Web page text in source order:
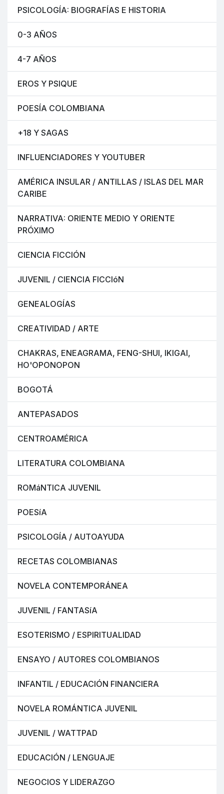
PSICOLOGÍA: BIOGRAFÍAS E HISTORIA
0-3 AÑOS
4-7 AÑOS
EROS Y PSIQUE
POESÍA COLOMBIANA
+18 Y SAGAS
INFLUENCIADORES Y YOUTUBER
AMÉRICA INSULAR / ANTILLAS / ISLAS DEL MAR
CARIBE
NARRATIVA: ORIENTE MEDIO Y ORIENTE
PRÓXIMO
CIENCIA FICCIÓN
JUVENIL / CIENCIA FICCIóN
GENEALOGÍAS
CREATIVIDAD / ARTE
CHAKRAS, ENEAGRAMA, FENG-SHUI, IKIGAI,
HO'OPONOPON
BOGOTÁ
ANTEPASADOS
CENTROAMÉRICA
LITERATURA COLOMBIANA
ROMáNTICA JUVENIL
POESíA
PSICOLOGÍA / AUTOAYUDA
RECETAS COLOMBIANAS
NOVELA CONTEMPORÁNEA
JUVENIL / FANTASíA
ESOTERISMO / ESPIRITUALIDAD
ENSAYO / AUTORES COLOMBIANOS
INFANTIL / EDUCACIÓN FINANCIERA
NOVELA ROMÁNTICA JUVENIL
JUVENIL / WATTPAD
EDUCACIÓN / LENGUAJE
NEGOCIOS Y LIDERAZGO